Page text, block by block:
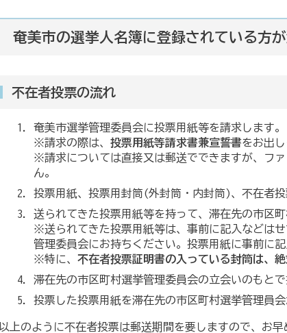
奄美市の選挙人名簿に登録されている方
不在者投票の流れ
奄美市選挙管理委員会に投票用紙等を請求します。
※請求の際は、投票用紙等請求書兼宣誓書をお出し
※請求については直接又は郵送でできますが、フ
ん。
投票用紙、投票用封筒(外封筒・内封筒)、不在者投
送られてきた投票用紙等を持って、滞在先の市区
※送られてきた投票用紙等は、事前に記入などは
管理委員会にお持ちください。投票用紙に事前に
※特に、不在者投票証明書の入っている封筒は、
滞在先の市区町村選挙管理委員会の立会いのもとで
投票した投票用紙を滞在先の市区町村選挙管理員
以上のように不在者投票は郵送期間を要しますので、お早